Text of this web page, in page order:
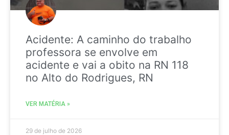
Acidente: A caminho do trabalho
professora se envolve em
acidente e vai a obito na RN 118
no Alto do Rodrigues, RN
VER MATÉRIA »
29 de julho de 2026